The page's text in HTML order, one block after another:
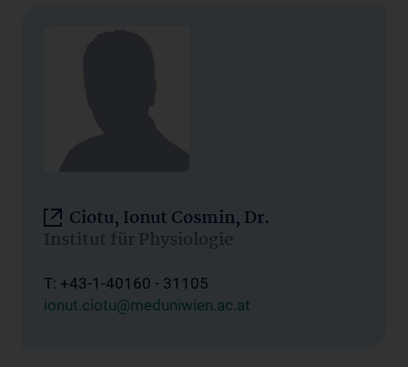
Ciotu, Ionut Cosmin, Dr.
Institut für Physiologie
T: +43-1-40160 - 31105
ionut.ciotu@meduniwien.ac.at